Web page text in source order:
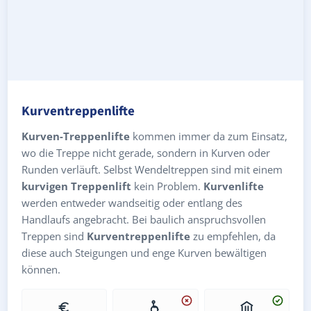
Kurventreppenlifte
Kurven-Treppenlifte kommen immer da zum Einsatz,
wo die Treppe nicht gerade, sondern in Kurven oder
Runden verläuft. Selbst Wendeltreppen sind mit einem
kurvigen Treppenlift kein Problem. Kurvenlifte
werden entweder wandseitig oder entlang des
Handlaufs angebracht. Bei baulich anspruchsvollen
Treppen sind Kurventreppenlifte zu empfehlen, da
diese auch Steigungen und enge Kurven bewältigen
können.